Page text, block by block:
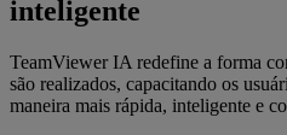
inteligente
TeamViewer IA redefine a forma
são realizados, capacitando os
maneira mais rápida, inteligente e